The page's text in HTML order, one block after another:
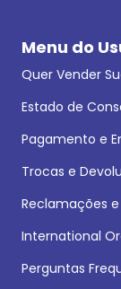
Menu do
Quer Vender
Estado de
Pagamento e
Trocas e
Reclamações
International
Perguntas